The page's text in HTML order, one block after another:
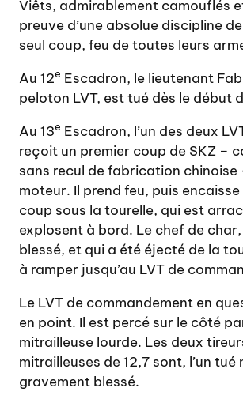
Viêts, admirablement camouflés
preuve d’une absolue discipline
seul coup, feu de toutes leurs
Au 12e Escadron, le lieutenant
peloton LVT, est tué dès le début
Au 13e Escadron, l’un des deux
reçoit un premier coup de SKZ –
sans recul de fabrication chinoise
moteur. Il prend feu, puis
coup sous la tourelle, qui est
explosent à bord. Le chef de
blessé, et qui a été éjecté de la
à ramper jusqu’au LVT de
Le LVT de commandement en
en point. Il est percé sur le côté
mitrailleuse lourde. Les deux
mitrailleuses de 12,7 sont, l’un tué
gravement blessé.